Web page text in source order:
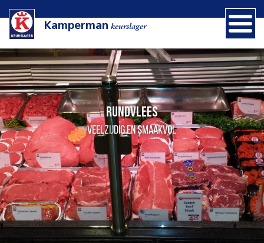
Kamperman keurslager
Rundvlees
Veelzijdig en smaakvol